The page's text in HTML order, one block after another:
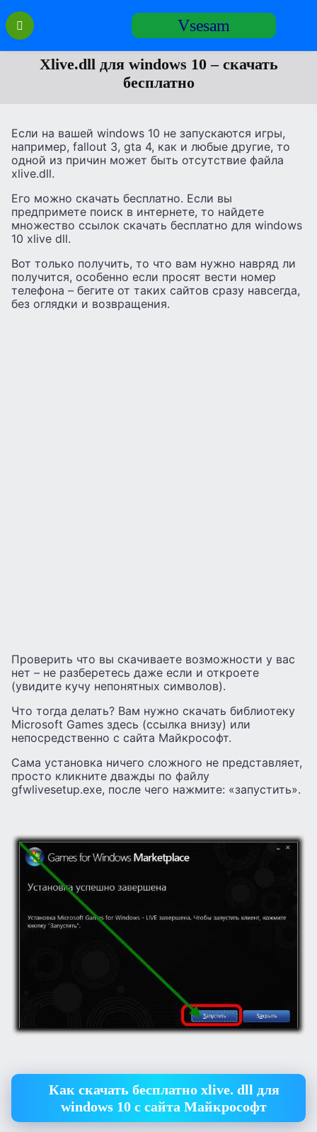
Перейти
содержанию
Vsesam
Xlive.dll для windows 10 – скачать
бесплатно
Если на вашей windows 10 не запускаются игры,
например, fallout 3, gta 4, как и любые другие, то
одной из причин может быть отсутствие файла
xlive.dll.
Его можно скачать бесплатно. Если вы
предпримете поиск в интернете, то найдете
множество ссылок скачать бесплатно для windows
10 xlive dll.
Вот только получить, то что вам нужно навряд ли
получится, особенно если просят вести номер
телефона – бегите от таких сайтов сразу навсегда,
без оглядки и возвращения.
Проверить что вы скачиваете возможности у вас
нет – не разберетесь даже если и откроете
(увидите кучу непонятных символов).
Что тогда делать? Вам нужно скачать библиотеку
Microsoft Games здесь (ссылка внизу) или
непосредственно с сайта Майкрософт.
Сама установка ничего сложного не представляет,
просто кликните дважды по файлу
gfwlivesetup.exe, после чего нажмите: «запустить».
Как скачать бесплатно xlive. dll для
windows 10 с сайта Майкрософт